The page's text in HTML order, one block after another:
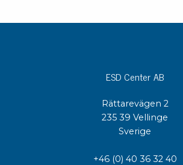
ESD Center AB
Rättarevägen 2
235 39 Vellinge
Sverige
+46 (0) 40 36 32 40